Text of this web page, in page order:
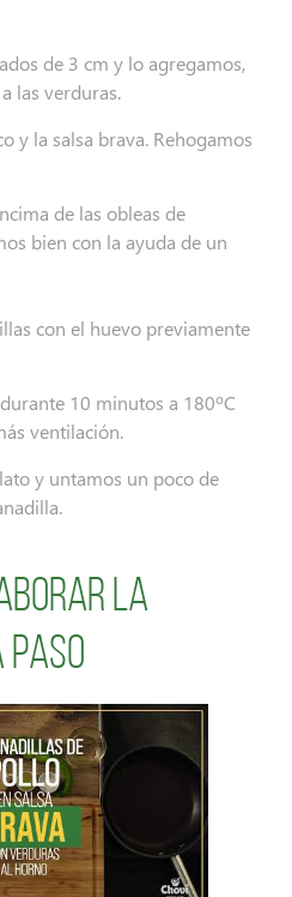
de 3 cm y lo agregamos,
las verduras.
y la salsa brava. Rehogamos
de las obleas de
bien con la ayuda de un
con el huevo previamente
10 minutos a 180ºC
ventilación.
y untamos un poco de
la